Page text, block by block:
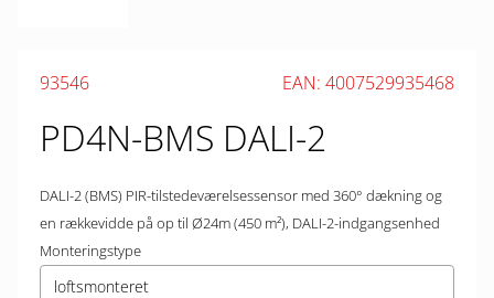
93546 EAN: 4007529935468
PD4N-BMS DALI-2
DALI-2 (BMS) PIR-tilstedeværelsessensor med 360° dækning og
en rækkevidde på op til Ø24m (450 m²), DALI-2-indgangsenhed
Monteringstype
loftsmonteret